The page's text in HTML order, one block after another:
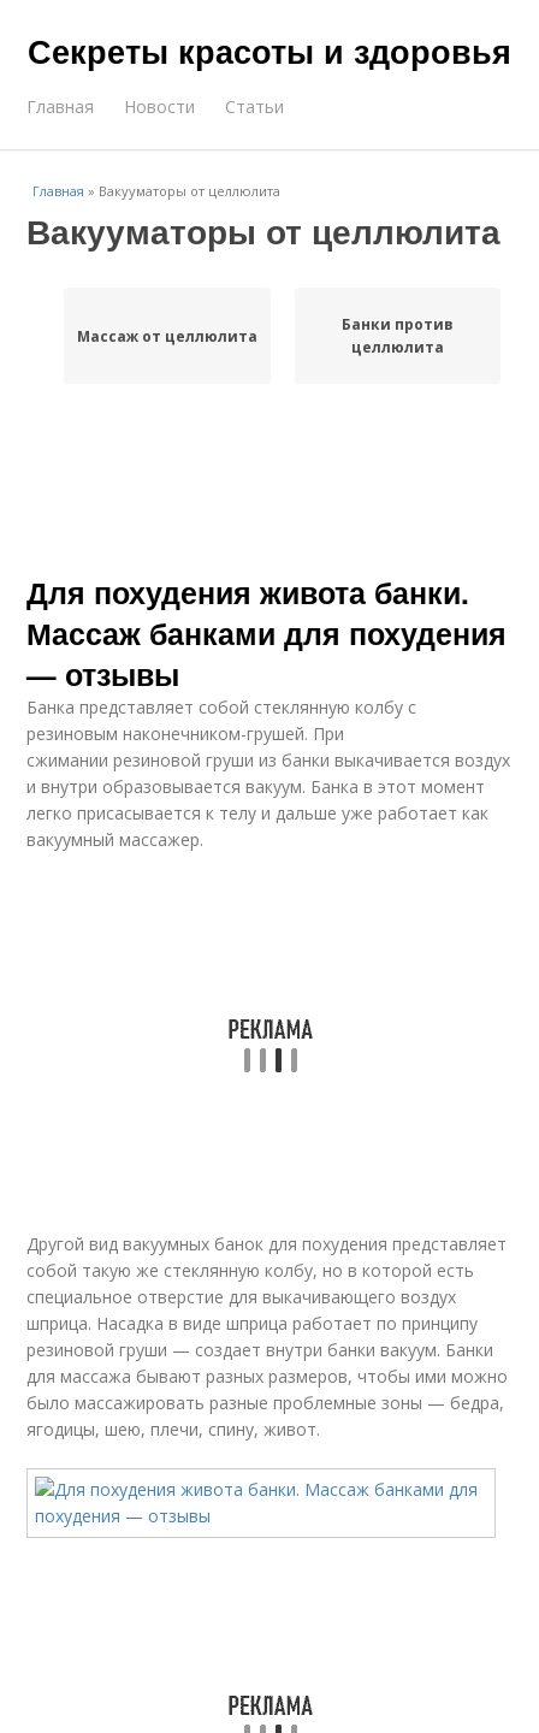
Секреты красоты и здоровья
Главная Новости Статьи
Главная » Вакууматоры от целлюлита
Вакууматоры от целлюлита
Массаж от целлюлита
Банки против
целлюлита
Для похудения живота банки.
Массаж банками для похудения
— отзывы
Банка представляет собой стеклянную колбу с
резиновым наконечником-грушей. При
сжимании резиновой груши из банки выкачивается воздух
и внутри образовывается вакуум. Банка в этот момент
легко присасывается к телу и дальше уже работает как
вакуумный массажер.
Другой вид вакуумных банок для похудения представляет
собой такую же стеклянную колбу, но в которой есть
специальное отверстие для выкачивающего воздух
шприца. Насадка в виде шприца работает по принципу
резиновой груши — создает внутри банки вакуум. Банки
для массажа бывают разных размеров, чтобы ими можно
было массажировать разные проблемные зоны — бедра,
ягодицы, шею, плечи, спину, живот.